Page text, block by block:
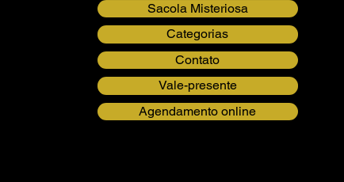
Sacola Misteriosa
Categorias
Contato
Vale-presente
Agendamento online